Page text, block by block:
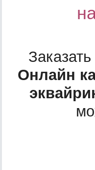
Онлайн